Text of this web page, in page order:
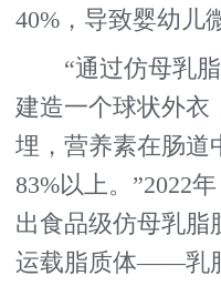
40%，导致婴幼儿
“通过仿母乳脂
建造一个球状外衣
埋，营养素在肠道
83%以上。”2022
出食品级仿母乳脂
运载脂质体——乳